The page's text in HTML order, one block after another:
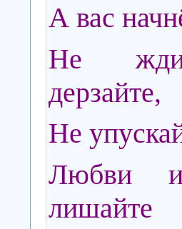
А вас
Не
дерзайте,
Не
Любви
лишайте